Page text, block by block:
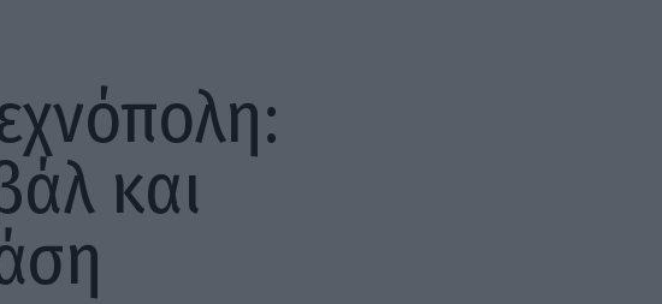
και